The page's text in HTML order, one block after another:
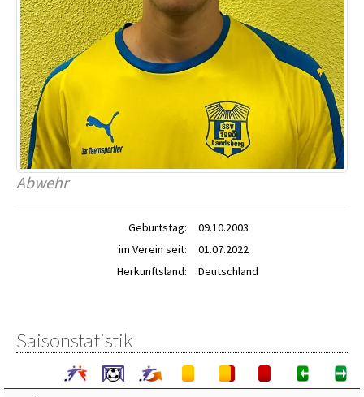
Abwehr
Geburtstag:
09.10.2003
im Verein seit:
01.07.2022
Herkunftsland:
Deutschland
Saisonstatistik